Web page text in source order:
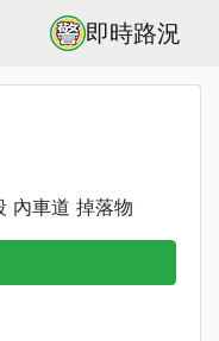
即時路況
內車道 掉落物